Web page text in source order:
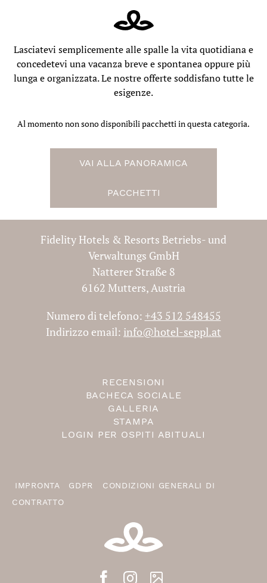
Lasciatevi semplicemente alle spalle la vita quotidiana e
concedetevi una vacanza breve e spontanea oppure più
lunga e organizzata. Le nostre offerte soddisfano tutte le
esigenze.
Al momento non sono disponibili pacchetti in questa categoria.
VAI ALLA PANORAMICA
PACCHETTI
RECENSIONI
BACHECA SOCIALE
GALLERIA
STAMPA
LOGIN PER OSPITI ABITUALI
Fidelity Hotels & Resorts Betriebs- und
Verwaltungs GmbH
Natterer Straße 8
6162 Mutters, Austria
Numero di telefono: +43 512 548455
Indirizzo email: info@hotel-seppl.at
IMPRONTA GDPR
CONDIZIONI GENERALI DI
CONTRATTO